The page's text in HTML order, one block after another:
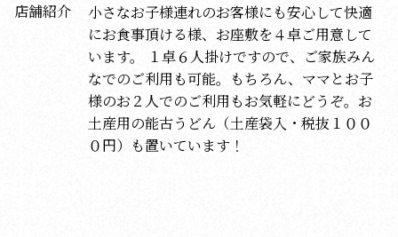
店舗紹介
小さなお子様連れのお客様にも安心して快適
にお食事頂ける様、お座敷を４卓ご用意して
います。 １卓６人掛けですので、ご家族みん
なでのご利用も可能。もちろん、ママとお子
様のお２人でのご利用もお気軽にどうぞ。お
土産用の能古うどん（土産袋入・税抜１００
０円）も置いています！